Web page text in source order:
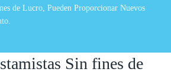
de Lucro, Pueden Proporcionar Nuevos
Sin fines de